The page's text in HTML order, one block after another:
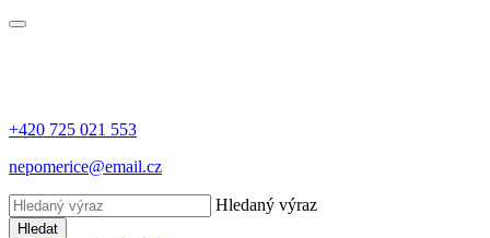
+420 725 021 553
nepomerice@email.cz
Hledaný výraz
Hledat